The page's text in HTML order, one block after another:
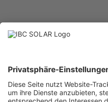
Über IBC SOLAR
von Energielösungen
Bereich Photovoltaik
Unternehmen bietet